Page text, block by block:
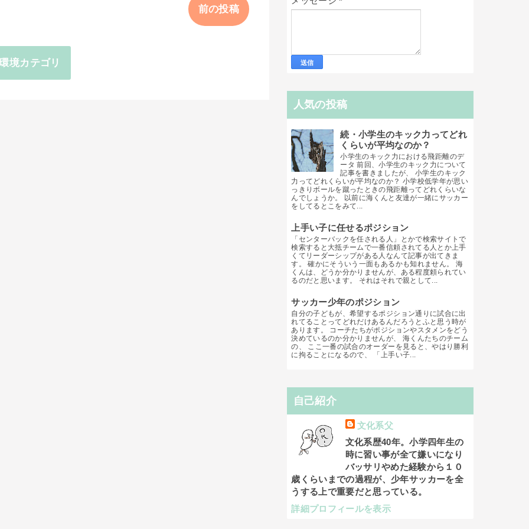
前の投稿
境カテゴリ
人気の投稿
続・小学生のキック力ってどれ
くらいが平均なのか？
小学生のキック力における飛距離のデ
ータ 前回、小学生のキック力について
記事を書きましたが、 小学生のキック
力ってどれくらいが平均なのか？ 小学校低学年が思い
っきりボールを蹴ったときの飛距離ってどれくらいな
んでしょうか。 以前に海くんと友達が一緒にサッカー
をしてるとこをみて...
上手い子に任せるポジション
「センターバックを任される人」とかで検索サイトで
検索すると大抵チームで一番信頼されてる人とか上手
くてリーダーシップがある人なんて記事が出てきま
す。 確かにそういう一面もあるかも知れません。 海
くんは、どうか分かりませんが、ある程度頼られてい
るのだと思います。 それはそれで親として...
サッカー少年のポジション
自分の子どもが、希望するポジション通りに試合に出
れてることってどれだけあるんだろうとふと思う時が
あります。 コーチたちがポジションやスタメンをどう
決めているのか分かりませんが、 海くんたちのチーム
の、 ここ一番の試合のオーダーを見ると、やはり勝利
に拘ることになるので、 「上手い子...
自己紹介
文化系父
文化系歴40年。小学四年生の
時に習い事が全て嫌いになり
バッサリやめた経験から１０
歳くらいまでの過程が、少年サッカーを全
うする上で重要だと思っている。
詳細プロフィールを表示